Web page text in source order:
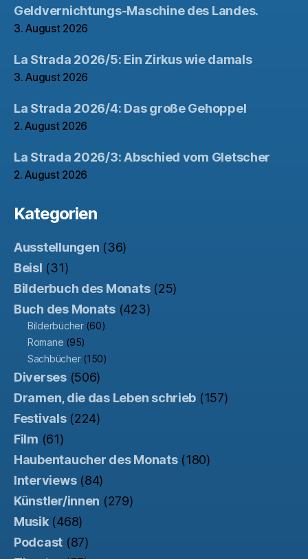
Geldvernichtungs-Maschine des Landes.
3. August 2026
La Strada 2026/5: Ein Zirkus wie damals
3. August 2026
La Strada 2026/4: Das große Gehoppel
2. August 2026
La Strada 2026/3: Abschied vom Gletscher
2. August 2026
Kategorien
Ausstellungen (36)
Beisl (31)
Bilderbuch des Monats(25)
Buch des Monats(423)
Bilderbücher(60)
Romane (95)
Sachbücher(150)
Diverses(506)
Dramen, die das Leben schrieb (157)
Festivals(224)
Film (61)
Haubentaucher des Monats(180)
Interviews(84)
Künstler/innen (279)
Musik(468)
Podcast (87)